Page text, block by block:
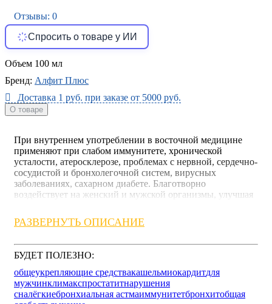
Отзывы: 0
Спросить о товаре у ИИ
Объем 100 мл
Бренд: Алфит Плюс
Доставка 1 руб. при заказе от 5000 руб.
О товаре
При внутреннем употреблении в восточной медицине
применяют при слабом иммунитете, хронической
усталости, атеросклерозе, проблемах с нервной, сердечно-
сосудистой и бронхолегочной систем, вирусных
заболеваниях, сахарном диабете. Благотворно
воздействует на женский и мужской организмы, улучшая
Шиитакеобладает иммуномодулирующим,
сахароснижающим, кровоочистительным,
антиоксидантным, омолаживающим действиями.
Способствует укреплению иммунитета, нормализации
уровня холестерина в крови, выведению из организма
солей тяжелых металлов, радионуклидов и различных
РАЗВЕРНУТЬ ОПИСАНИЕ
БУДЕТ ПОЛЕЗНО:
общеукрепляющие средствакашельмиокардитдля
мужчинклимакспростатитнарушения
сналёгкиебронхиальная астмаиммунитетбронхитобщая